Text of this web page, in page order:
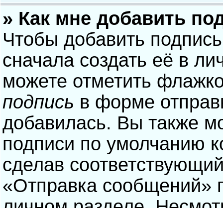
» Как мне добавить
Чтобы добавить
сначала создать её в
можете отметить
подпись в форме
добавилась. Вы также
подписи по умолчанию
сделав
«Отправка сообщений»